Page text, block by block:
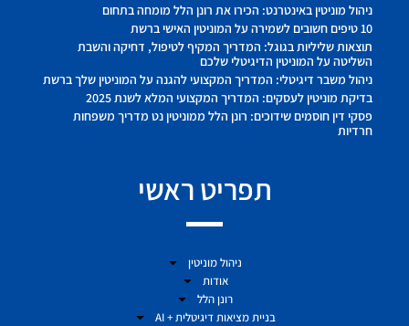
ניהול מוניטין באינטרנט: הכירו את רונן הלל מומחה בתחום
10 טיפים חשובים לשמירה על המוניטין האישי ברשת
תוצאות שליליות בגוגל: המדריך המקיף לטיפול, דחיקה והשבת
השליטה על המוניטין הדיגיטלי שלכם
ניהול משבר דיגיטלי: המדריך המקצועי להגנה על המוניטין שלך ברשת
בדיקת מוניטין לעסקים: המדריך המקצועי המלא לשנת 2025
פסקי דין חוסמים שידוכים: רונן הלל ממוניטין נט מדריך משפחות
חרדיות
תפריט ראשי
ניהול מוניטין
אודות
רונן הלל
בניית מציאות דיגיטלית + AI